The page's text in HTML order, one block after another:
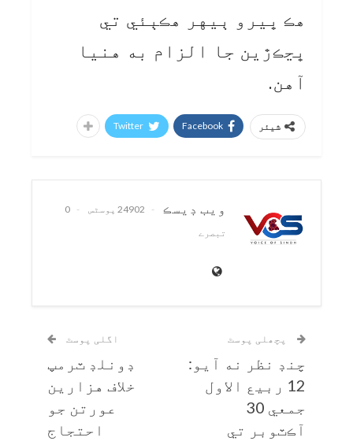
هڪ ڀيرو ٻيهر هڪٻئي تي
ڀڃڪڙين جا الزام به هنيا
آهن.
شیئر Facebook
Twitter
ويب ڊيسڪ 24902 پوسٹس
0
تبصرے
پچھلی پوسٹ
چنڊ نظر نه آيو:
12 ربيع الاول
جمعي 30
آڪٽوبر تي
اگلی پوسٹ
ڊونلڊ ٽرمپ
خلاف هزارين
عورتن جو
احتجاج